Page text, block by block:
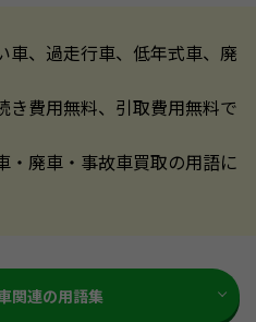
車、過走行車、低年式車、廃
き費用無料、引取費用無料で
・廃車・事故車買取の用語に
関連の用語集